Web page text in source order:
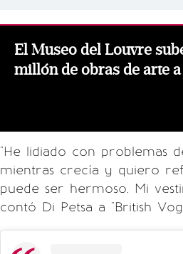
El Museo del Louvre
millón de obras de arte
"He lidiado con problemas
mientras crecía y quiero
puede ser hermoso. Mi
contó Di Petsa a "British